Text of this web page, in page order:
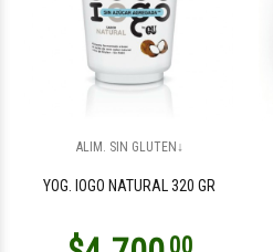
ALIM. SIN GLUTEN↓
YOG. IOGO NATURAL 320 GR